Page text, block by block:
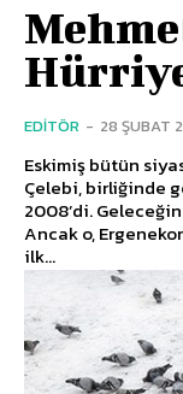
EDITÖR - 28 ŞUBAT
Eskimiş bütün
Çelebi, birliğinde
2008’di.
Ancak o,
ilk...